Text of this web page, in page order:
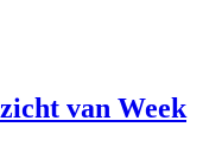
van Week